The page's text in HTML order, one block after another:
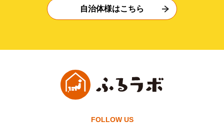
自治体様はこちら
FOLLOW US